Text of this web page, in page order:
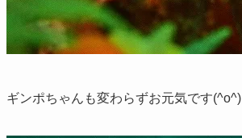
ギンポちゃんも変わらずお元気です(^o^)